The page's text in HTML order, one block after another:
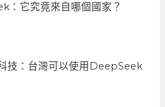
：它究竟來自哪個國家？
技：台灣可以使用DeepSeek